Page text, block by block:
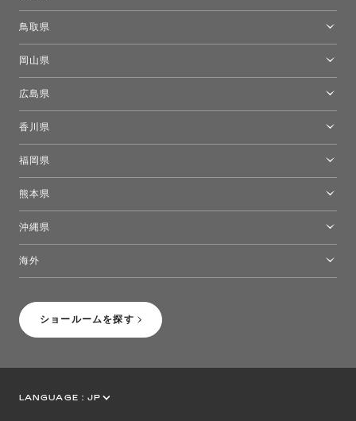
ショールームを探す
鳥取県
岡山県
広島県
香川県
福岡県
熊本県
沖縄県
海外
LANGUAGE : JP